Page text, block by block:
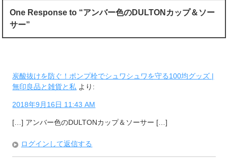
One Response to “アンバー色のDULTONカップ＆ソー
サー”
炭酸抜けを防ぐ！ポンプ栓でシュワシュワを守る100均グッズ |
無印良品と雑貨と私 より:
2018年9月16日 11:43 AM
[…] アンバー色のDULTONカップ＆ソーサー […]
ログインして返信する